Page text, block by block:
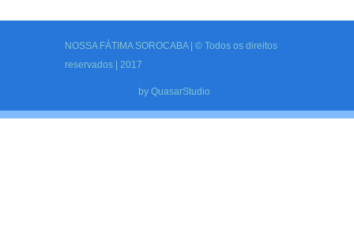
NOSSA FÁTIMA SOROCABA | © Todos os direitos
reservados | 2017
by QuasarStudio